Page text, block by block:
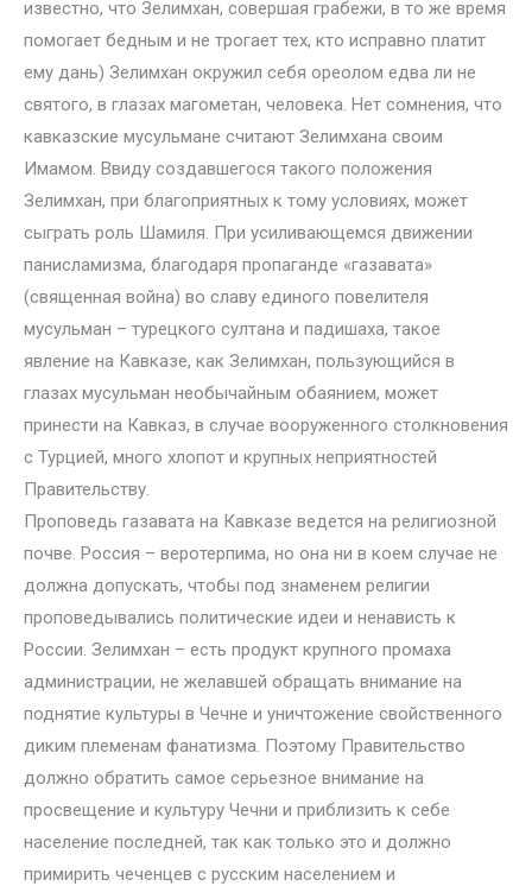
известно, что Зелимхан, совершая грабежи, в то же время
помогает бедным и не трогает тех, кто исправно платит
ему дань) Зелимхан окружил себя ореолом едва ли не
святого, в глазах магометан, человека. Нет сомнения, что
кавказские мусульмане считают Зелимхана своим
Имамом. Ввиду создавшегося такого положения
Зелимхан, при благоприятных к тому условиях, может
сыграть роль Шамиля. При усиливающемся движении
панисламизма, благодаря пропаганде «газавата»
(священная война) во славу единого повелителя
мусульман – турецкого султана и падишаха, такое
явление на Кавказе, как Зелимхан, пользующийся в
глазах мусульман необычайным обаянием, может
принести на Кавказ, в случае вооруженного столкновения
с Турцией, много хлопот и крупных неприятностей
Правительству.
Проповедь газавата на Кавказе ведется на религиозной
почве. Россия – веротерпима, но она ни в коем случае не
должна допускать, чтобы под знаменем религии
проповедывались политические идеи и ненависть к
России. Зелимхан – есть продукт крупного промаха
администрации, не желавшей обращать внимание на
поднятие культуры в Чечне и уничтожение свойственного
диким племенам фанатизма. Поэтому Правительство
должно обратить самое серьезное внимание на
просвещение и культуру Чечни и приблизить к себе
население последней, так как только это и должно
примирить чеченцев с русским населением и